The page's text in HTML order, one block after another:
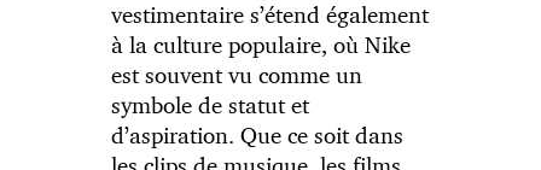
vestimentaire s’étend également
à la culture populaire, où Nike
est souvent vu comme un
symbole de statut et
d’aspiration. Que ce soit dans